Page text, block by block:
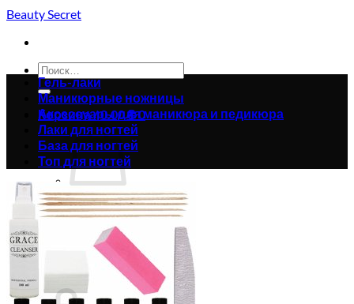
Skip
content
Beauty Secret
Искать:
Корзина /0.00₴0
Корзина пуста.
Вернуться в магазин
Корзина
Гель-лаки
Маникюрные ножницы
Аксессуары для маникюра и педикюра
Лаки для ногтей
База для ногтей
Топ для ногтей